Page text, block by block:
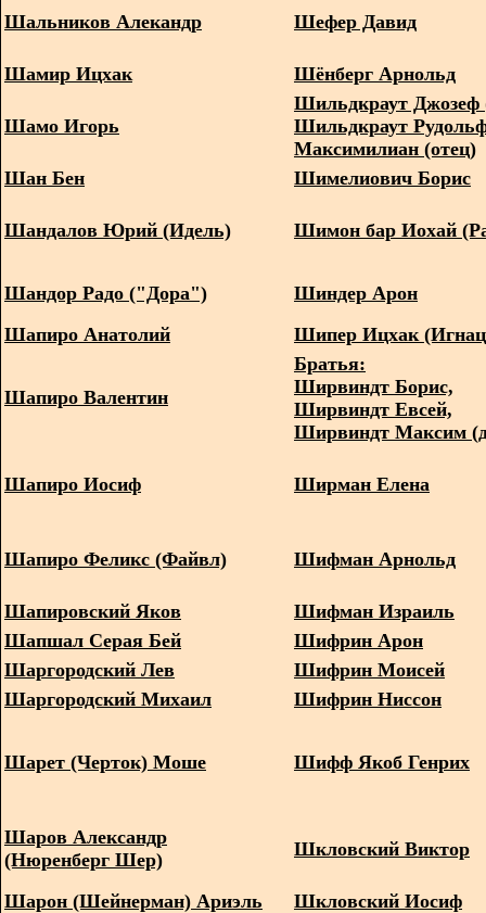
Шальников Алекандр Шефер Давид
Шамир Ицхак Шёнберг Арнольд
Шамо Игорь
Шильдкраут Джозеф
Шильдкраут
Максимилиан (отец)
Шан Бен
Шимелиович Борис
Шандалов Юрий (Идель) Шимон бар Иохай
Шандор Радо ("Дора")
Шиндер Арон
Шапиро Анатолий
Шипер Ицхак
Шапиро Валентин
Братья:
Ширвиндт Борис,
Ширвиндт Евсей,
Ширвиндт Максим
Шапиро Иосиф Ширман Елена
Шапиро Феликс (Файвл) Шифман Арнольд
Шапировский Яков
Шифман Израиль
Шапшал Серая Бей
Шифрин Арон
Шаргородский Лев
Шифрин Моисей
Шаргородский Михаил
Шифрин Ниссон
Шарет (Черток) Моше Шифф Якоб Генрих
Шаров Александр
(Нюренберг Шер)
Шкловский Виктор
Шарон (Шейнерман) Ариэль
Шкловский Иосиф